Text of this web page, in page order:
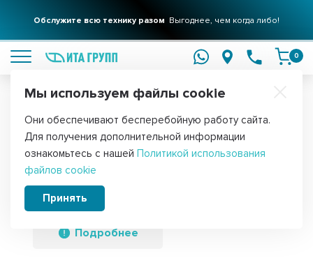
Обслужите всю технику разом Выгоднее, чем когда либо!
Фильтры для вашего домаРешения для очистки воды подробнее
0
Главная Запчасти для холодильников Петли для холодильников
Петли двери встраиваемого
холодильника Bosch, Siemens, Neff,
Gaggenau, 481147
Подробнее
Мы используем файлы cookie
Они обеспечивают бесперебойную работу сайта.
Для получения дополнительной информации
ознакомьтесь с нашей Политикой использования
файлов cookie
Принять